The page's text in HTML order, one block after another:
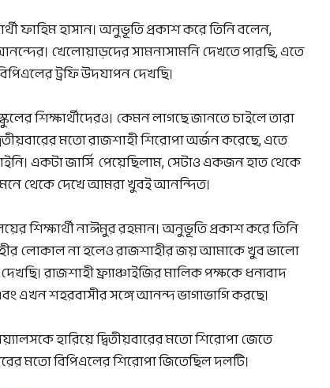
ফাহিম হাসান। অনুভূতি প্রকাশ করে তিনি বলেন,
খেলোয়াড়দের সামনাসামনি দেখতে পারছি, এতে
ট্রফি উদযাপন দেখছি।
শিক্ষার্থীদেরও। কেমন লাগছে জানতে চাইলে তারা
মতো রাজশাহী শিরোপা অর্জন করেছে, এতে
একটা জার্সি পেয়েছিলাম, সেটাও একজন হাত থেকে
থেকে দেখে আমরা খুবই আনন্দিত।
শিক্ষার্থী নাঈমুর রহমান। অনুভূতি প্রকাশ করে তিনি
লোকাল না হলেও রাজশাহীর জয় আমাকে খুব ভালো
রাজশাহী ফ্র্যাঞ্চাইজির মালিক পক্ষকে ধন্যবাদ
এখন শহরবাসীর সঙ্গে আনন্দ ভাগাভাগি করছে।
হারিয়ে দ্বিতীয়বারের মতো শিরোপা জেতে
মতো বিপিএলের শিরোপা জিতেছিল দলটি।